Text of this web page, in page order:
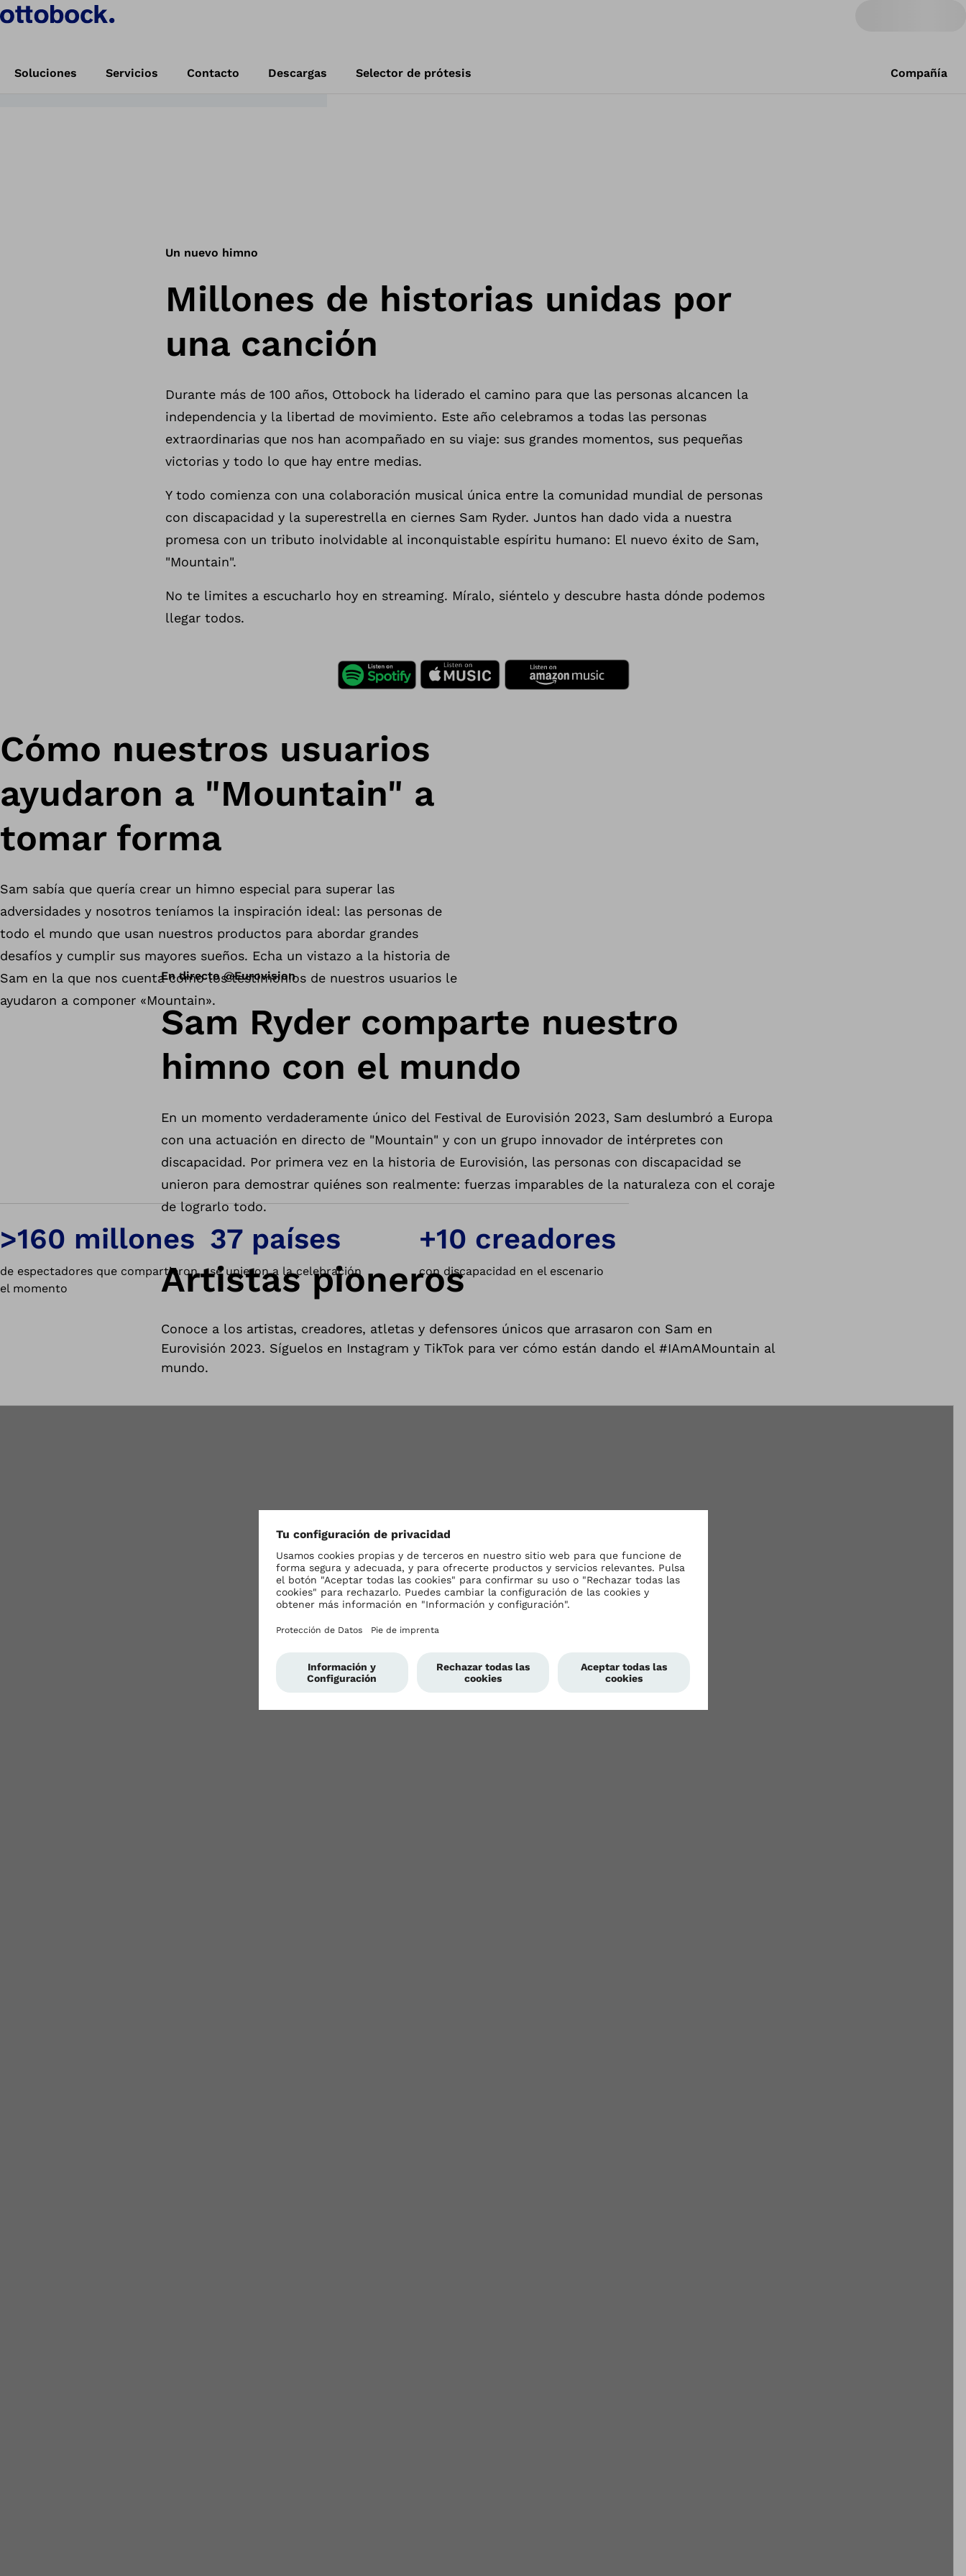
Soluciones Servicios Contacto Descargas Selector de prótesis Compañía
Un nuevo himno
Millones de historias unidas por
una canción
Durante más de 100 años, Ottobock ha liderado el camino para que las personas alcancen la
independencia y la libertad de movimiento. Este año celebramos a todas las personas
extraordinarias que nos han acompañado en su viaje: sus grandes momentos, sus pequeñas
victorias y todo lo que hay entre medias.
Y todo comienza con una colaboración musical única entre la comunidad mundial de personas
con discapacidad y la superestrella en ciernes Sam Ryder. Juntos han dado vida a nuestra
promesa con un tributo inolvidable al inconquistable espíritu humano: El nuevo éxito de Sam,
"Mountain".
No te limites a escucharlo hoy en streaming. Míralo, siéntelo y descubre hasta dónde podemos
llegar todos.
Cómo nuestros usuarios
ayudaron a "Mountain" a
tomar forma
Sam sabía que quería crear un himno especial para superar las
adversidades y nosotros teníamos la inspiración ideal: las personas de
todo el mundo que usan nuestros productos para abordar grandes
desafíos y cumplir sus mayores sueños. Echa un vistazo a la historia de
Sam en la que nos cuenta cómo los testimonios de nuestros usuarios le
ayudaron a componer «Mountain».
En directo @Eurovision
Sam Ryder comparte nuestro
himno con el mundo
En un momento verdaderamente único del Festival de Eurovisión 2023, Sam deslumbró a Europa
con una actuación en directo de "Mountain" y con un grupo innovador de intérpretes con
discapacidad. Por primera vez en la historia de Eurovisión, las personas con discapacidad se
unieron para demostrar quiénes son realmente: fuerzas imparables de la naturaleza con el coraje
de lograrlo todo.
>160 millones
de espectadores que compartieron
el momento
37 países
se unieron a la celebración
+10 creadores
con discapacidad en el escenario
Artistas pioneros
Conoce a los artistas, creadores, atletas y defensores únicos que arrasaron con Sam en
Eurovisión 2023. Síguelos en Instagram y TikTok para ver cómo están dando el #IAmAMountain al
mundo.